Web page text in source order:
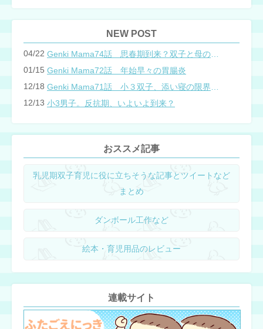
NEW POST
04/22
01/15 Genki Mama72話 年始早々の胃腸炎
12/18
12/13 小3男子。反抗期、いよいよ到来？
おススメ記事
乳児期双子育児に役に立ちそうな記事とツイートなど
まとめ
ダンボール工作など
絵本・育児用品のレビュー
連載サイト